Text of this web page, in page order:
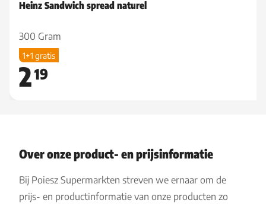
Heinz Sandwich spread naturel
300 Gram
1+1 gratis
219
Over onze product- en prijsinformatie
Bij Poiesz Supermarkten streven we ernaar om de
prijs- en productinformatie van onze producten zo